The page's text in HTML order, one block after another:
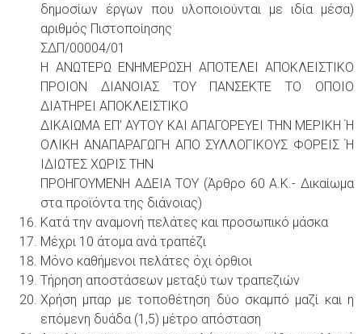
δημοσίων έργων που υλοποιούνται με ιδία μέσα)
αριθμός Πιστοποίησης
ΣΔΠ/00004/01
Η ΑΝΩΤΕΡΩ ΕΝΗΜΕΡΩΣΗ ΑΠΟΤΕΛΕΙ ΑΠΟΚΛΕΙΣΤΙΚΟ
ΠΡΟΙΟΝ ΔΙΑΝΟΙΑΣ ΤΟΥ ΠΑΝΣΕΚΤΕ ΤΟ ΟΠΟΙΟ
ΔΙΑΤΗΡΕΙ ΑΠΟΚΛΕΙΣΤΙΚΟ
ΔΙΚΑΙΩΜΑ ΕΠ’ ΑΥΤΟΥ ΚΑΙ ΑΠΑΓΟΡΕΥΕΙ ΤΗΝ ΜΕΡΙΚΗ Ή
ΟΛΙΚΗ ΑΝΑΠΑΡΑΓΩΓΗ ΑΠΟ ΣΥΛΛΟΓΙΚΟΥΣ ΦΟΡΕΙΣ Ή
ΙΔΙΩΤΕΣ ΧΩΡΙΣ ΤΗΝ
ΠΡΟΗΓΟΥΜΕΝΗ ΑΔΕΙΑ ΤΟΥ (Άρθρο 60 Α.Κ.- Δικαίωμα
στα προϊόντα της διάνοιας)
Κατά την αναμονή πελάτες και προσωπικό μάσκα
Μέχρι 10 άτομα ανά τραπέζι
Μόνο καθήμενοι πελάτες όχι όρθιοι
Τήρηση αποστάσεων μεταξύ των τραπεζιών
Χρήση μπαρ με τοποθέτηση δύο σκαμπό μαζί και η
επόμενη δυάδα (1,5) μέτρο απόσταση